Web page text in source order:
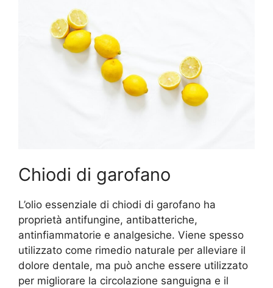
Chiodi di garofano
L’olio essenziale di chiodi di garofano ha
proprietà antifungine, antibatteriche,
antinfiammatorie e analgesiche. Viene spesso
utilizzato come rimedio naturale per alleviare il
dolore dentale, ma può anche essere utilizzato
per migliorare la circolazione sanguigna e il